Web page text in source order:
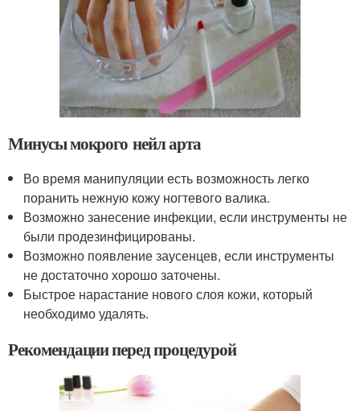
Минусы мокрого нейл арта
Во время манипуляции есть возможность легко
поранить нежную кожу ногтевого валика.
Возможно занесение инфекции, если инструменты не
были продезинфицированы.
Возможно появление заусенцев, если инструменты
не достаточно хорошо заточены.
Быстрое нарастание нового слоя кожи, который
необходимо удалять.
Рекомендации перед процедурой